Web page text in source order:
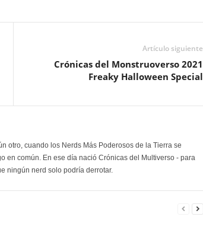
Artículo siguiente
Crónicas del Monstruoverso 2021
Freaky Halloween Special
otro, cuando los Nerds Más Poderosos de la Tierra se
en común. En ese día nació Crónicas del Multiverso - para
ningún nerd solo podría derrotar.